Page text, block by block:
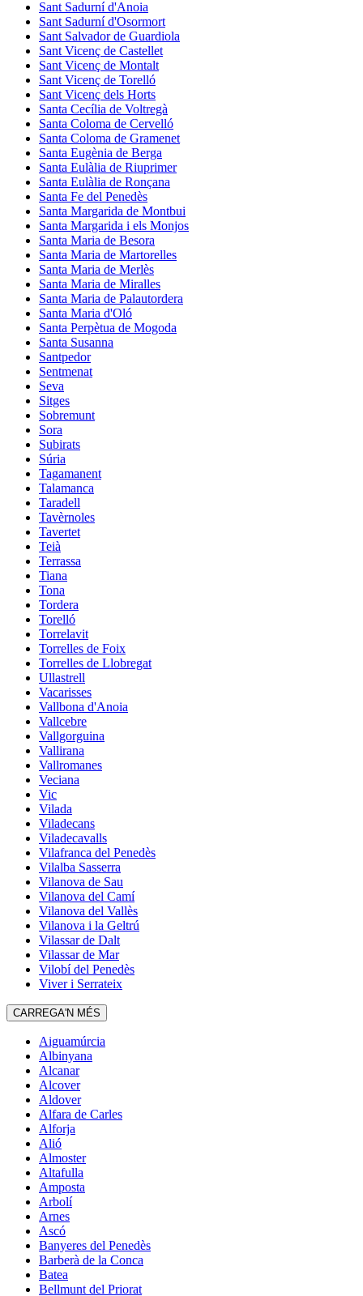
Sant Sadurní d'Anoia
Sant Sadurní d'Osormort
Sant Salvador de Guardiola
Sant Vicenç de Castellet
Sant Vicenç de Montalt
Sant Vicenç de Torelló
Sant Vicenç dels Horts
Santa Cecília de Voltregà
Santa Coloma de Cervelló
Santa Coloma de Gramenet
Santa Eugènia de Berga
Santa Eulàlia de Riuprimer
Santa Eulàlia de Ronçana
Santa Fe del Penedès
Santa Margarida de Montbui
Santa Margarida i els Monjos
Santa Maria de Besora
Santa Maria de Martorelles
Santa Maria de Merlès
Santa Maria de Miralles
Santa Maria de Palautordera
Santa Maria d'Oló
Santa Perpètua de Mogoda
Santa Susanna
Santpedor
Sentmenat
Seva
Sitges
Sobremunt
Sora
Subirats
Súria
Tagamanent
Talamanca
Taradell
Tavèrnoles
Tavertet
Teià
Terrassa
Tiana
Tona
Tordera
Torelló
Torrelavit
Torrelles de Foix
Torrelles de Llobregat
Ullastrell
Vacarisses
Vallbona d'Anoia
Vallcebre
Vallgorguina
Vallirana
Vallromanes
Veciana
Vic
Vilada
Viladecans
Viladecavalls
Vilafranca del Penedès
Vilalba Sasserra
Vilanova de Sau
Vilanova del Camí
Vilanova del Vallès
Vilanova i la Geltrú
Vilassar de Dalt
Vilassar de Mar
Vilobí del Penedès
Viver i Serrateix
CARREGA'N MÉS
Aiguamúrcia
Albinyana
Alcanar
Alcover
Aldover
Alfara de Carles
Alforja
Alió
Almoster
Altafulla
Amposta
Arbolí
Arnes
Ascó
Banyeres del Penedès
Barberà de la Conca
Batea
Bellmunt del Priorat